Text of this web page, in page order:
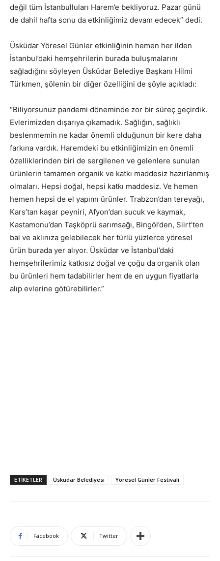
değil tüm İstanbulluları Harem’e bekliyoruz. Pazar günü
de dahil hafta sonu da etkinliğimiz devam edecek” dedi.
Üsküdar Yöresel Günler etkinliğinin hemen her ilden
İstanbul’daki hemşehrilerin burada buluşmalarını
sağladığını söyleyen Üsküdar Belediye Başkanı Hilmi
Türkmen, şölenin bir diğer özelliğini de şöyle açıkladı:
“Biliyorsunuz pandemi döneminde zor bir süreç geçirdik.
Evlerimizden dışarıya çıkamadık. Sağlığın, sağlıklı
beslenmemin ne kadar önemli olduğunun bir kere daha
farkına vardık. Haremdeki bu etkinliğimizin en önemli
özelliklerinden biri de sergilenen ve gelenlere sunulan
ürünlerin tamamen organik ve katkı maddesiz hazırlanmış
olmaları. Hepsi doğal, hepsi katkı maddesiz. Ve hemen
hemen hepsi de el yapımı ürünler. Trabzon’dan tereyağı,
Kars’tan kaşar peyniri, Afyon’dan sucuk ve kaymak,
Kastamonu’dan Taşköprü sarımsağı, Bingöl’den, Siirt’ten
bal ve aklınıza gelebilecek her türlü yüzlerce yöresel
ürün burada yer alıyor. Üsküdar ve İstanbul’daki
hemşehrilerimiz katkısız doğal ve çoğu da organik olan
bu ürünleri hem tadabilirler hem de en uygun fiyatlarla
alıp evlerine götürebilirler.”
ETIKETLER Üsküdar Belediyesi Yöresel Günler Festivali
Facebook Twitter